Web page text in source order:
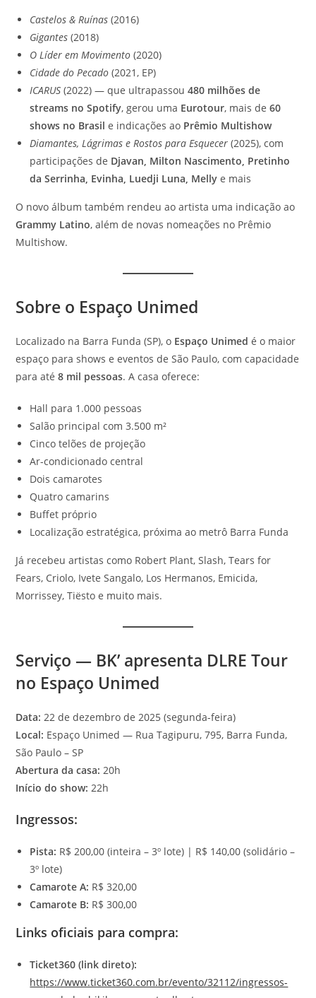
Castelos & Ruínas (2016)
Gigantes (2018)
O Líder em Movimento (2020)
Cidade do Pecado (2021, EP)
ICARUS (2022) — que ultrapassou480 milhões de
streams no Spotify, gerou uma Eurotour, mais de60
shows no Brasil e indicações ao Prêmio Multishow
Diamantes, Lágrimas e Rostos para Esquecer (2025), com
participações de Djavan, Milton Nascimento, Pretinho
da Serrinha, Evinha, Luedji Luna, Melly e mais
O novo álbum também rendeu ao artista uma indicação ao
Grammy Latino, além de novas nomeações no Prêmio
Multishow.
Sobre o Espaço Unimed
Localizado na Barra Funda (SP), o Espaço Unimed é o maior
espaço para shows e eventos de São Paulo, com capacidade
para até8 mil pessoas. A casa oferece:
Hall para 1.000 pessoas
Salão principal com 3.500 m²
Cinco telões de projeção
Ar-condicionado central
Dois camarotes
Quatro camarins
Buffet próprio
Localização estratégica, próxima ao metrô Barra Funda
Já recebeu artistas como Robert Plant, Slash, Tears for
Fears, Criolo, Ivete Sangalo, Los Hermanos, Emicida,
Morrissey, Tiësto e muito mais.
Serviço — BK’ apresenta DLRE Tour
no Espaço Unimed
Data: 22 de dezembro de 2025 (segunda-feira)
Local: Espaço Unimed — Rua Tagipuru, 795, Barra Funda,
São Paulo – SP
Abertura da casa: 20h
Início do show: 22h
Ingressos:
Pista: R$ 200,00 (inteira – 3º lote) | R$ 140,00 (solidário –
3º lote)
Camarote A: R$ 320,00
Camarote B: R$ 300,00
Links oficiais para compra:
Ticket360 (link direto):
https://www.ticket360.com.br/evento/32112/ingressos-